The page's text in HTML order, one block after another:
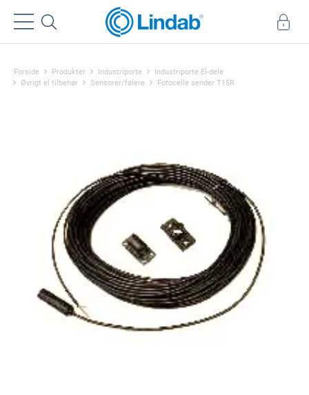
Forside Produkter Industriporte
Industriporte El-dele
Øvrigt el tilbehør
Sensorer/følere Fotocelle sender T15R